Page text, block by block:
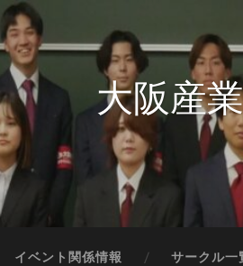
大阪産
イベント関係情報 サークル一